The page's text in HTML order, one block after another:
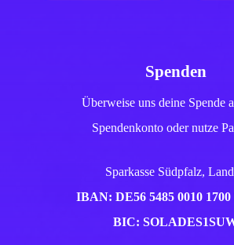
Spenden
Überweise uns deine Spende
Spendenkonto oder nutze
Sparkasse Südpfalz,
IBAN: DE56 5485 0010 1700
BIC: